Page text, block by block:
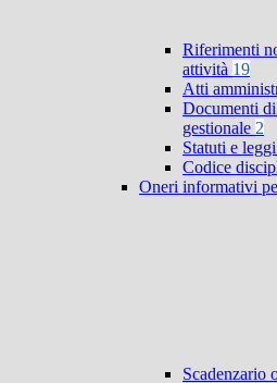
Riferimenti
attività 19
Atti
Documenti
gestionale 2
Statuti e
Codice
Oneri informativi
Scadenzario